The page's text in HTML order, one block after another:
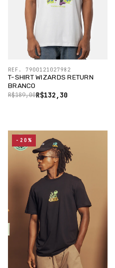
T-SHIRT WIZARDS RETURN
BRANCO
R$132,30
R$189,00
REF. 7900121027982
-20%